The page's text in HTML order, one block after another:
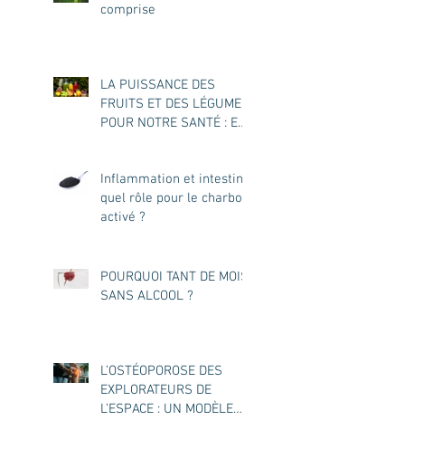
comprise
LA PUISSANCE DES
FRUITS ET DES LÉGUMES
POUR NOTRE SANTÉ : EN
Inflammation et intestin :
quel rôle pour le charbon
activé ?
POURQUOI TANT DE MOIS
SANS ALCOOL ?
L’OSTÉOPOROSE DES
EXPLORATEURS DE
L’ESPACE : UN MODÈLE